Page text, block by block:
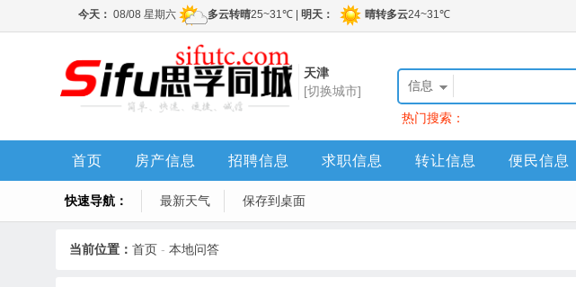
天津
[切换城市]
信息
热门搜索：
首页 房产信息 招聘信息 求职信息 转让信息 便民信息
快速导航： 最新天气 保存到桌面
当前位置： 首页 - 本地问答